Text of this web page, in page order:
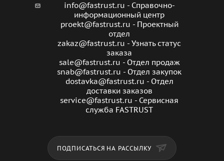
info@fastrust.ru - Справочно-
информационный центр
proekt@fastrust.ru - Проектный
отдел
zakaz@fastrust.ru - Узнать статус
заказа
sale@fastrust.ru - Отдел продаж
snab@fastrust.ru - Отдел закупок
dostavka@fastrust.ru - Отдел
доставки заказов
service@fastrust.ru - Сервисная
служба FASTRUST
ПОДПИСАТЬСЯ НА РАССЫЛКУ